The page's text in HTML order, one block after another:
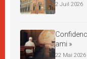
2 Juil 2026
ami »
22 Mai 2026